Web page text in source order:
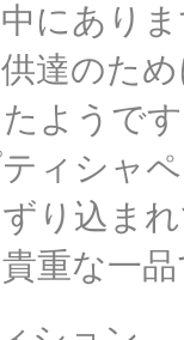
にあり
達のた
ようで
ィシャ
り込ま
重な一